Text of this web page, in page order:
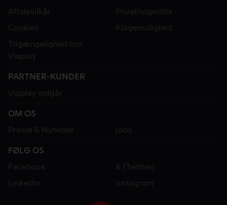
Aftalevilkår
Privatlivspolitik
Cookies
Klagemulighed
Tilgængelighed hos
Viaplay
PARTNER-KUNDER
Viaplay indgår
OM OS
Presse & Nyheder
Jobs
FØLG OS
Facebook
X (Twitter)
LinkedIn
Instagram